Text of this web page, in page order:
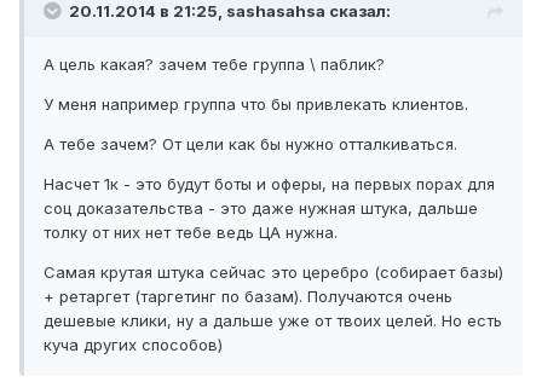
20.11.2014 в 21:25, sashasahsa сказал:
А цель какая? зачем тебе группа \ паблик?
У меня например группа что бы привлекать клиентов.
А тебе зачем? От цели как бы нужно отталкиваться.
Насчет 1к - это будут боты и оферы, на первых порах для
соц доказательства - это даже нужная штука, дальше
толку от них нет тебе ведь ЦА нужна.
Самая крутая штука сейчас это церебро (собирает базы)
+ ретаргет (таргетинг по базам). Получаются очень
дешевые клики, ну а дальше уже от твоих целей. Но есть
куча других способов)